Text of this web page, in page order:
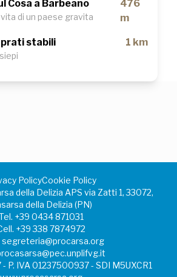
Cosa a Barbeano
di un paese gravita
476
m
prati stabili 1 km
PolicyCookie Policy
della Delizia APS via Zatti 1, 33072,
della Delizia (PN)
+39 0434 871031
+39 338 7874972
segreteria@procarsa.org
P. IVA 01237500937 - SDI M5UXCR1